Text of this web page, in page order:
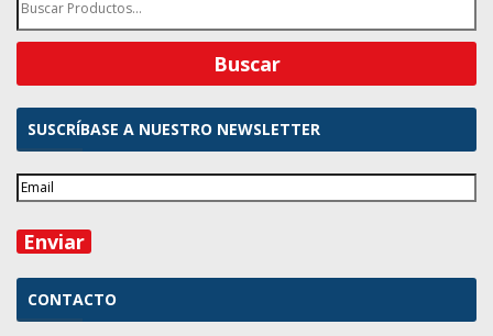
SUSCRÍBASE A NUESTRO NEWSLETTER
CONTACTO